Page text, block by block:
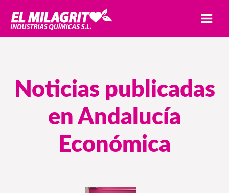
Noticias publicadas
en Andalucía
Económica